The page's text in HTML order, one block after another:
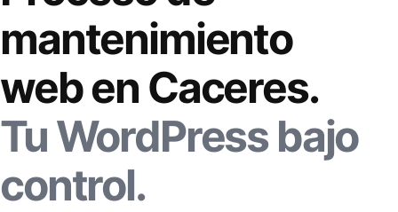
mantenimiento
web en Caceres.
Tu WordPress bajo
control.